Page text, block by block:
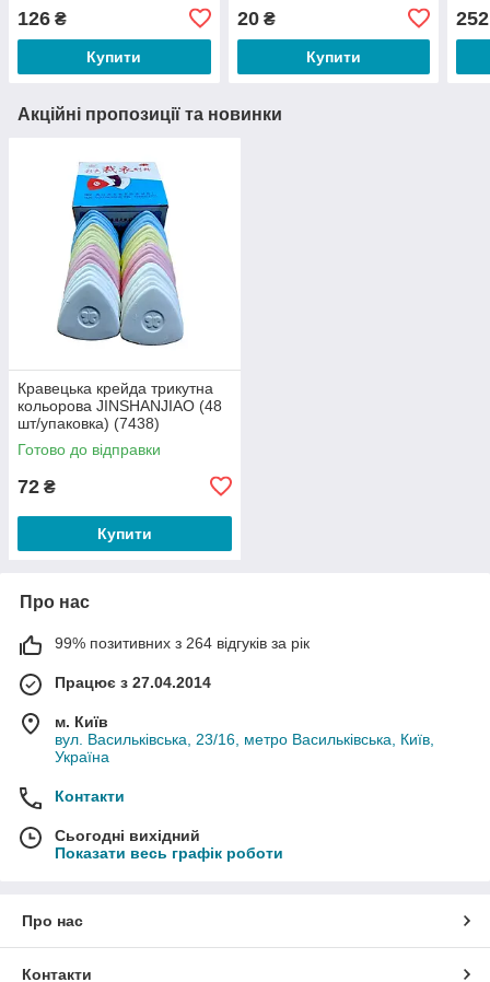
асортименті) (6305)
126 ₴
Купити
20₴
Купити
252
Акційні пропозиції та новинки
Кравецька крейда трикутна
кольорова JINSHANJIAO (48
шт/упаковка) (7438)
Готово до відправки
72 ₴
Купити
Про нас
99% позитивних з 264 відгуків за рік
Працює з 27.04.2014
м. Київ
вул. Васильківська, 23/16, метро Васильківська, Київ,
Україна
Контакти
Сьогодні вихідний
Показати весь графік роботи
Про нас
Контакти